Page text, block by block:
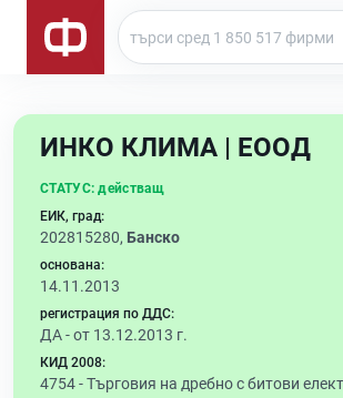
ИНКО КЛИМА | ЕООД
СТАТУС: действащ
ЕИК, град:
202815280, Банско
основана:
14.11.2013
регистрация по ДДС:
ДА - от 13.12.2013 г.
КИД 2008:
4754 -Търговия на дребно с битови